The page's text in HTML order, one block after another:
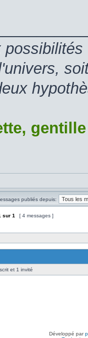
publiés depuis:
sur 1 [ 4 messages ]
et 1 invité
Développé par